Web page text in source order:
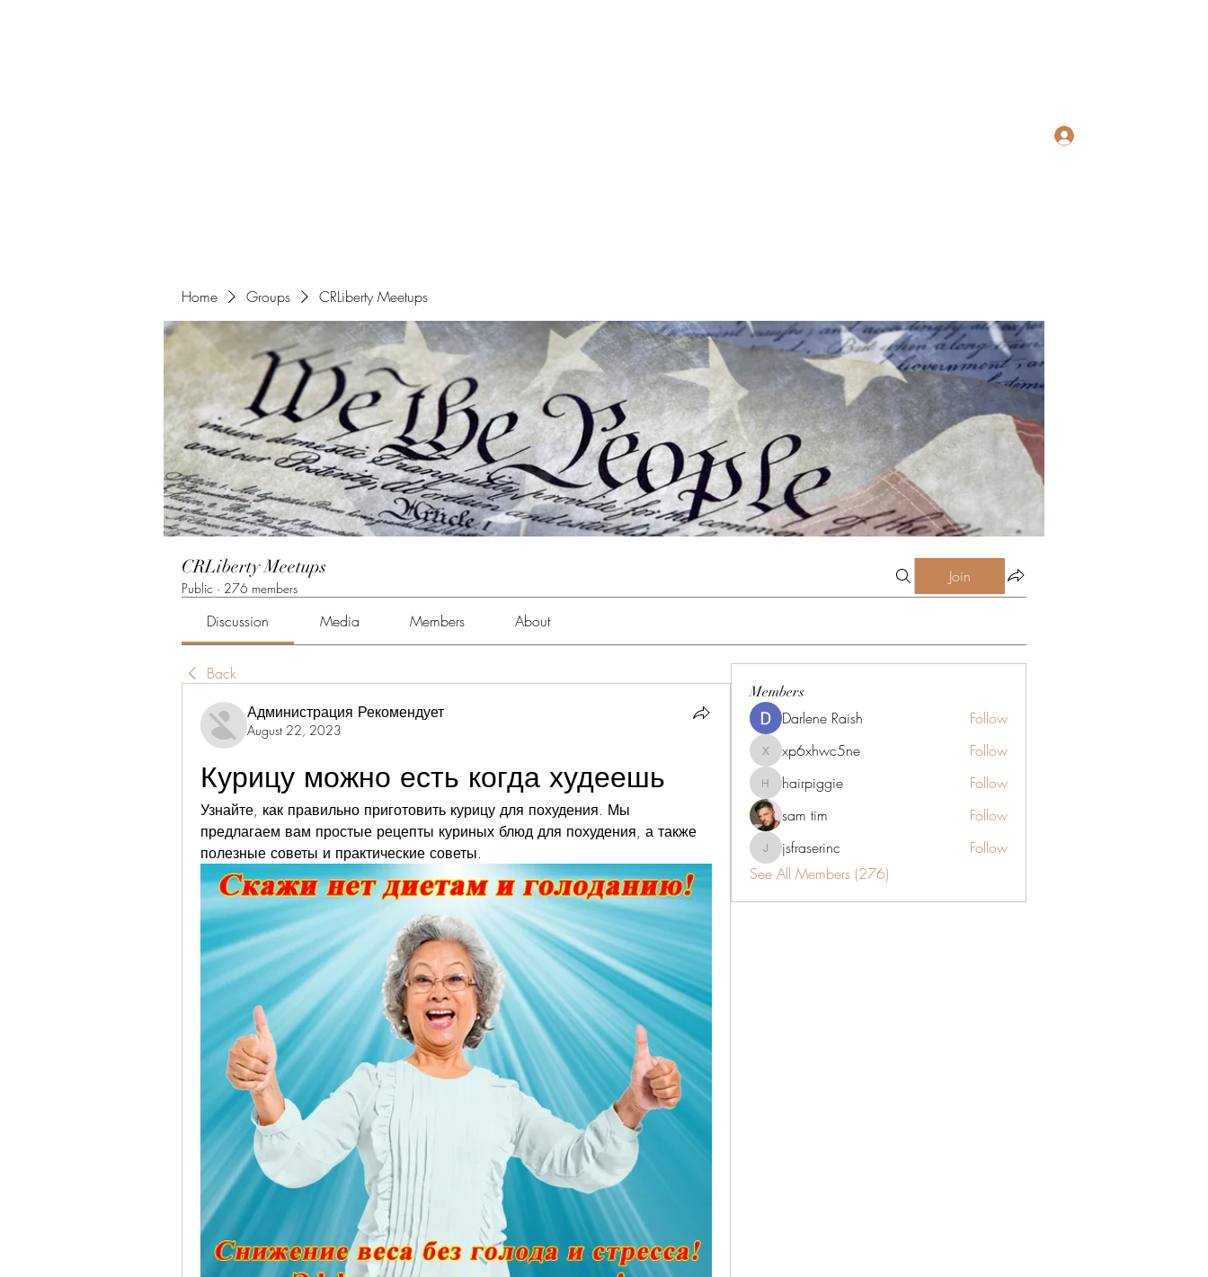
Home Groups CRLiberty Meetups
CRLiberty Meetups
Public · 276 members
Join
Discussion Media Members About
Back
Администрация Рекомендует
August 22, 2023
Курицу можно есть когда худеешь
Узнайте, как правильно приготовить курицу для похудения. Мы
предлагаем вам простые рецепты куриных блюд для похудения, а также
полезные советы и практические советы.
Members
Darlene Raish Follow
xp6xhwc5ne
xp6xhwc5ne Follow
hairpiggie
hairpiggie
Follow
sam tim
Follow
jsfraserinc
jsfraserinc
Follow
See All Members (276)